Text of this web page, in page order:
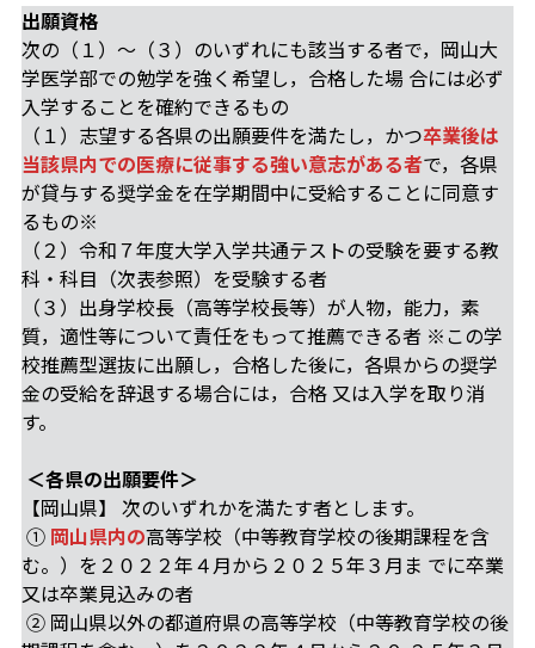
出願資格
次の（１）～（３）のいずれにも該当する者で，岡山大
学医学部での勉学を強く希望し，合格した場 合には必ず
入学することを確約できるもの
（１）志望する各県の出願要件を満たし，かつ卒業後は
当該県内での医療に従事する強い意志がある者で，各県
が貸与する奨学金を在学期間中に受給することに同意す
るもの※
（２）令和７年度大学入学共通テストの受験を要する教
科・科目（次表参照）を受験する者
（３）出身学校長（高等学校長等）が人物，能力，素
質，適性等について責任をもって推薦できる者 ※この学
校推薦型選抜に出願し，合格した後に，各県からの奨学
金の受給を辞退する場合には，合格 又は入学を取り消
す。
＜各県の出願要件＞
【岡山県】 次のいずれかを満たす者とします。
① 岡山県内の高等学校（中等教育学校の後期課程を含
む。）を２０２２年４月から２０２５年３月ま でに卒業
又は卒業見込みの者
② 岡山県以外の都道府県の高等学校（中等教育学校の後